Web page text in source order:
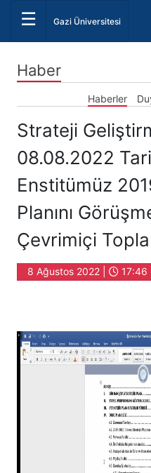
☰ Gazi Üniversitesi
Haber
Haberler
Strateji
08.08.2022
Enstitümüz
Planını
Çevrimiçi
8 Ağustos 2022 | 17:46